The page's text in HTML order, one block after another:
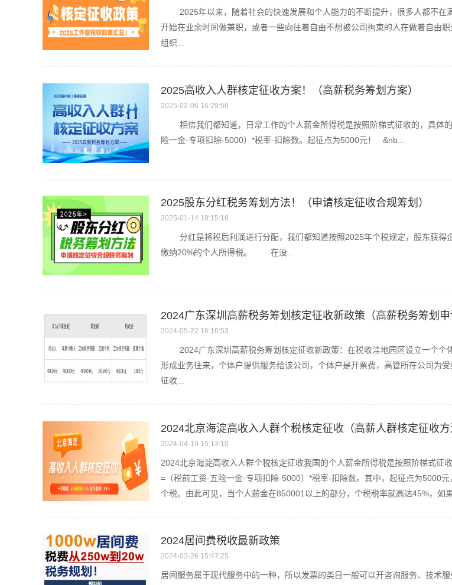
2025年以来，随着社会的快速发展和个人能力的不断提升，很多人都不在
开始在业余时间做兼职，或者一些向往着自由不想被公司拘束的人在做着自由
组织...
2025高收入人群核定征收方案！（高薪税务筹划方案）
2025-02-06 16:29:56
相信我们都知道，日常工作的个人薪金所得税是按照阶梯式征收的，具体
险一金-专项扣除-5000）*税率-扣除数。起征点为5000元！ &nb...
2025股东分红税务筹划方法！（申请核定征收合规筹划）
2025-01-14 18:15:16
分红是将税后利润进行分配，我们都知道按照2025年个税规定，股东获得
缴纳20%的个人所得税。 在没...
2024广东深圳高薪税务筹划核定征收新政策（高薪税务筹划申
2024-05-22 16:16:53
2024广东深圳高薪税务筹划核定征收新政策：在税收洼地园区设立一个个
形成业务往来，个体户提供服务给该公司，个体户是开票费，高管所在公司为
征收...
2024北京海淀高收入人群个税核定征收（高薪人群核定征收方
2024-04-19 15:13:10
2024北京海淀高收入人群个税核定征收我国的个人薪金所得税是按照阶梯式征
=（税前工资-五险一金-专项扣除-5000）*税率-扣除数。其中，起征点为5000
个税。由此可见，当个人薪金在850001以上的部分，个税税率就高达45%，如果
2024居间费税收最新政策
2024-03-26 15:47:25
居间服务属于现代服务中的一种，所以发票的类目一般可以开咨询服务、技术